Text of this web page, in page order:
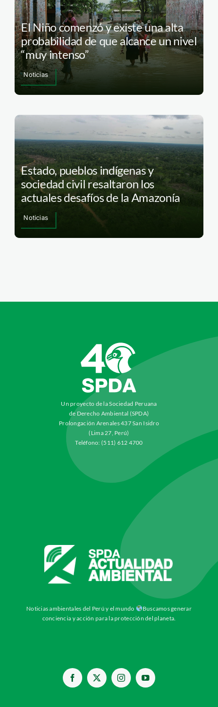
El Niño comenzó y existe una alta
probabilidad de que alcance un nivel
“muy intenso”
Noticias
Estado, pueblos indígenas y
sociedad civil resaltaron los
actuales desafíos de la Amazonía
Noticias
Un proyecto de la Sociedad Peruana
de Derecho Ambiental (SPDA)
Prolongación Arenales 437 San Isidro
(Lima 27, Perú)
Teléfono: (511) 612 4700
Noticias ambientales del Perú y el mundo
Buscamos generar
conciencia y acción para la protección del planeta.